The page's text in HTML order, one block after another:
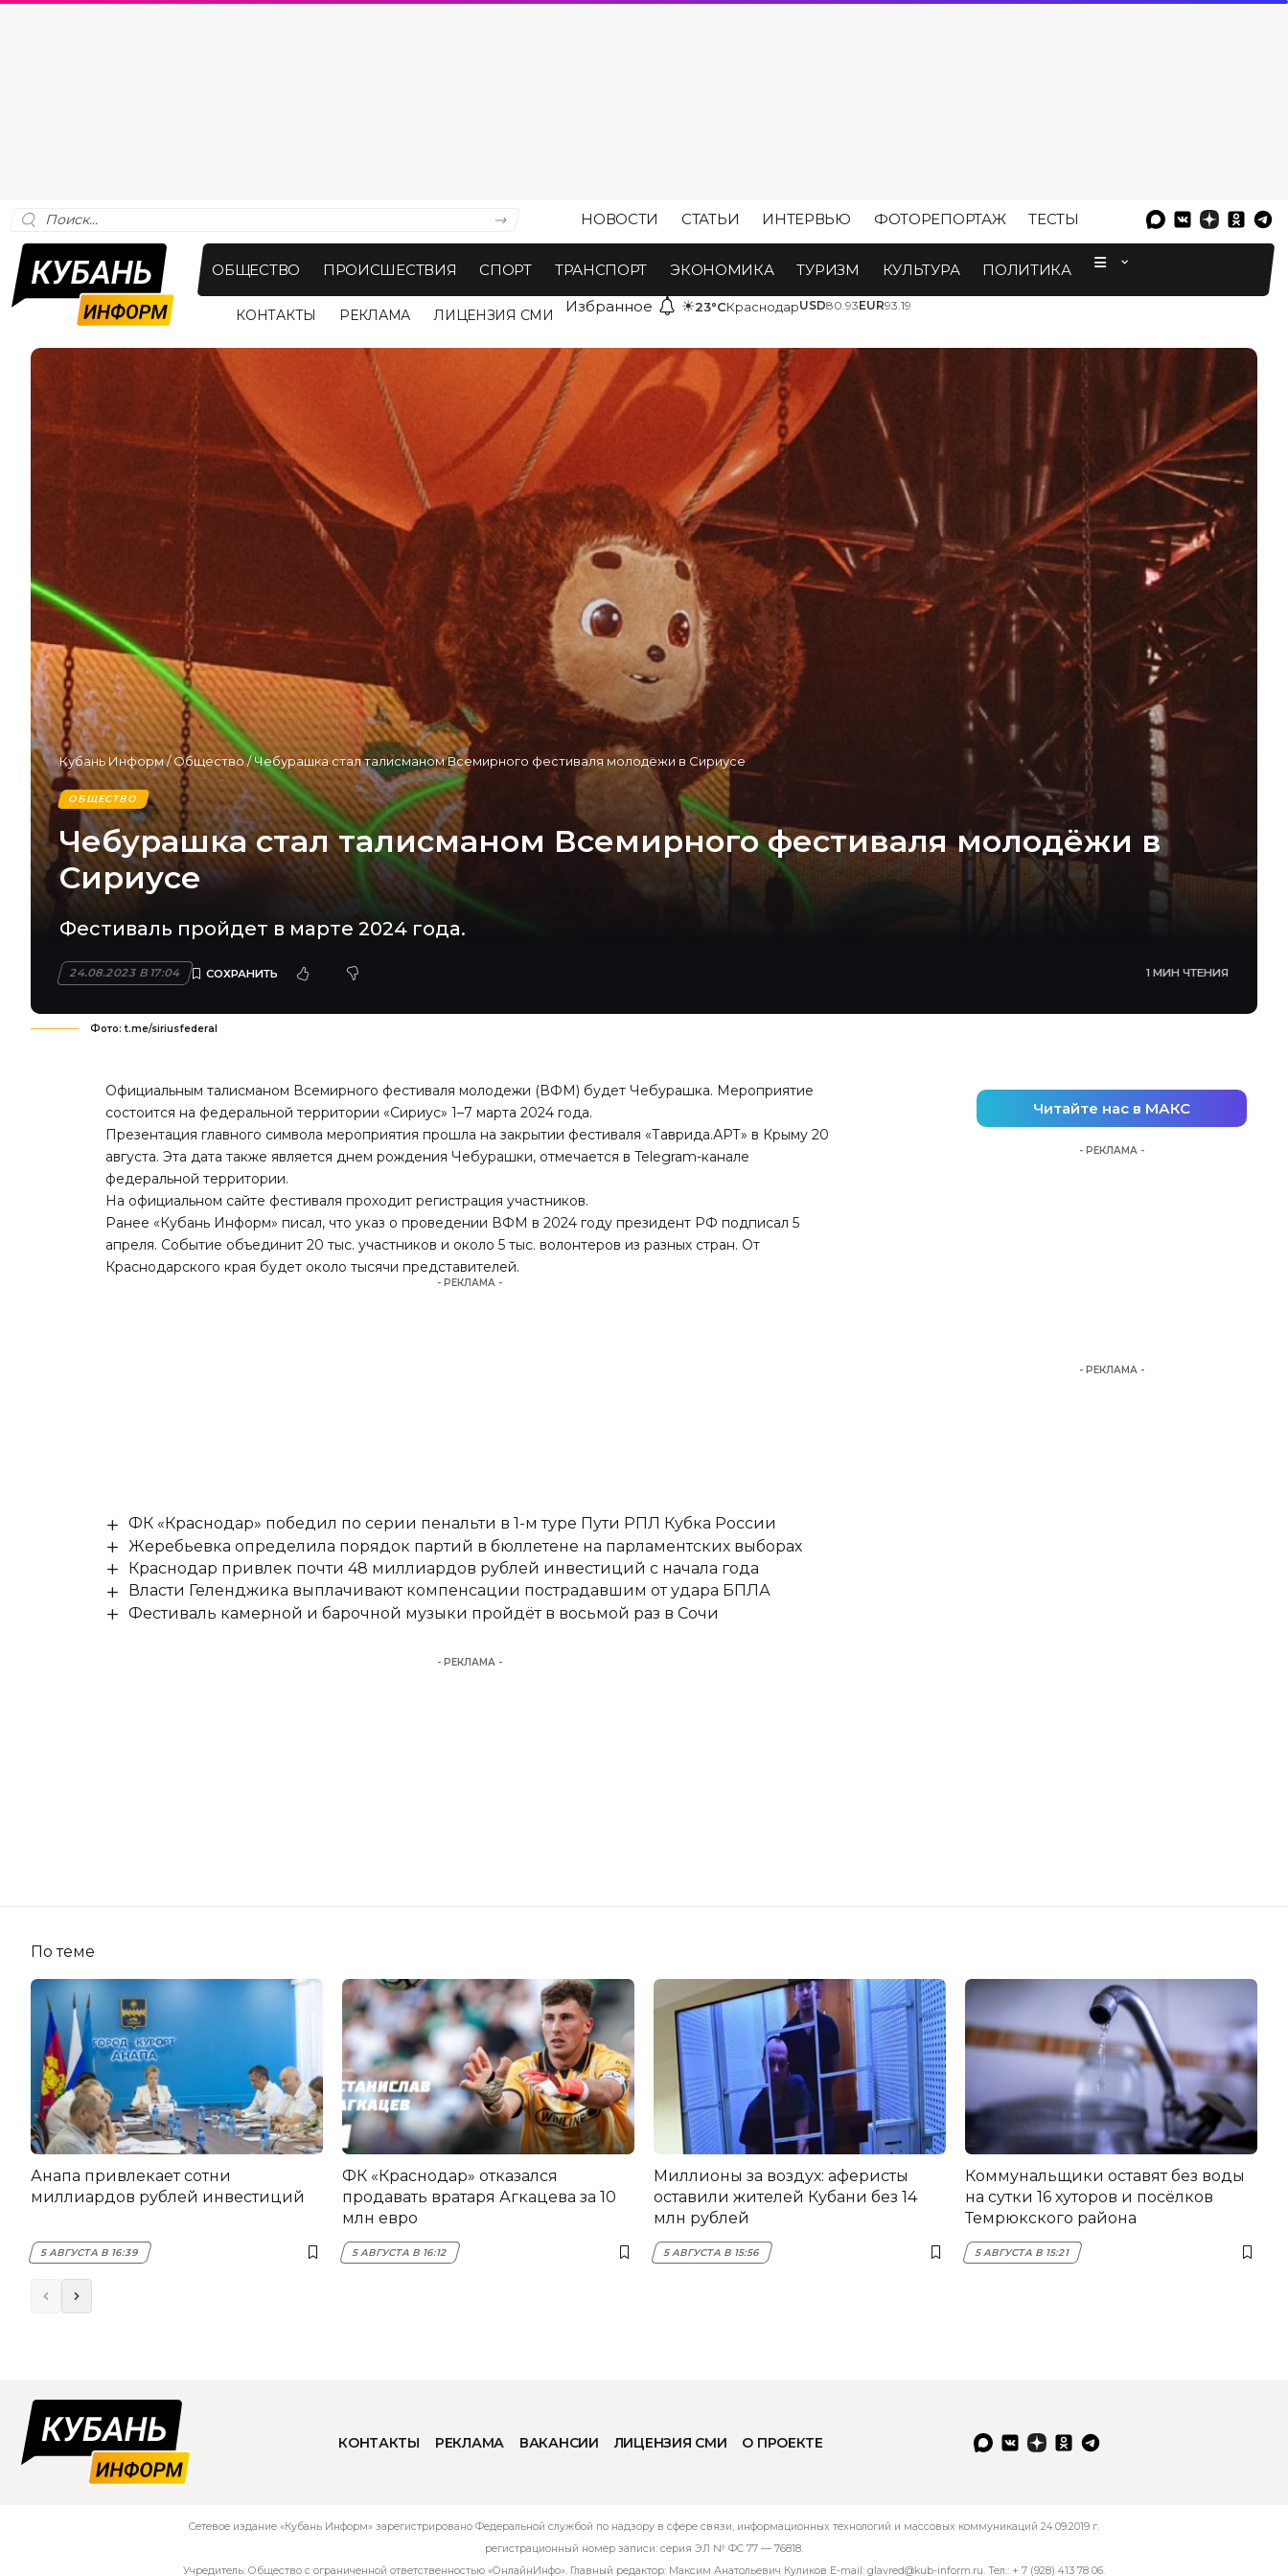
НОВОСТИ СТАТЬИ ИНТЕРВЬЮ ФОТОРЕПОРТАЖ ТЕСТЫ
ОБЩЕСТВО ПРОИСШЕСТВИЯ СПОРТ ТРАНСПОРТ ЭКОНОМИКА ТУРИЗМ КУЛЬТУРА ПОЛИТИКА
КОНТАКТЫ РЕКЛАМА ЛИЦЕНЗИЯ СМИ Избранное ☀23°CКраснодарUSD80.93EUR93.19
Кубань Информ/Общество/Чебурашка стал талисманом Всемирного фестиваля молодёжи в Сириусе
ОБЩЕСТВО
Чебурашка стал талисманом Всемирного фестиваля молодёжи в
Сириусе
Фестиваль пройдет в марте 2024 года.
24.08.2023 В 17:04 1 МИН ЧТЕНИЯ
Фото: t.me/siriusfederal
Официальным талисманом Всемирного фестиваля молодежи (ВФМ) будет Чебурашка. Мероприятие
состоится на федеральной территории «Сириус» 1–7 марта 2024 года.
Презентация главного символа мероприятия прошла на закрытии фестиваля «Таврида.АРТ» в Крыму 20
августа. Эта дата также является днем рождения Чебурашки, отмечается в Telegram-канале
федеральной территории.
На официальном сайте фестиваля проходит регистрация участников.
Ранее «Кубань Информ» писал, что указ о проведении ВФМ в 2024 году президент РФ подписал 5
апреля. Событие объединит 20 тыс. участников и около 5 тыс. волонтеров из разных стран. От
Краснодарского края будет около тысячи представителей.
- РЕКЛАМА -
ФК «Краснодар» победил по серии пенальти в 1-м туре Пути РПЛ Кубка России
Жеребьевка определила порядок партий в бюллетене на парламентских выборах
Краснодар привлек почти 48 миллиардов рублей инвестиций с начала года
Власти Геленджика выплачивают компенсации пострадавшим от удара БПЛА
Фестиваль камерной и барочной музыки пройдёт в восьмой раз в Сочи
- РЕКЛАМА -
Читайте нас в МАКС
- РЕКЛАМА -
- РЕКЛАМА -
По теме
Анапа привлекает сотни
миллиардов рублей инвестиций
5 АВГУСТА В 16:39
ФК «Краснодар» отказался
продавать вратаря Агкацева за 10
млн евро
5 АВГУСТА В 16:12
Миллионы за воздух: аферисты
оставили жителей Кубани без 14
млн рублей
5 АВГУСТА В 15:56
Коммунальщики оставят без воды
на сутки 16 хуторов и посёлков
Темрюкского района
5 АВГУСТА В 15:21
КОНТАКТЫ РЕКЛАМА ВАКАНСИИ ЛИЦЕНЗИЯ СМИ О ПРОЕКТЕ
Сетевое издание «Кубань Информ» зарегистрировано Федеральной службой по надзору в сфере связи, информационных технологий и массовых коммуникаций 24.09.2019 г.
регистрационный номер записи: серия ЭЛ № ФС 77 — 76818.
Учредитель: Общество с ограниченной ответственностью «ОнлайнИнфо». Главный редактор: Максим Анатольевич Куликов E-mail: glavred@kub-inform.ru. Тел.: + 7 (928) 413 78 06.